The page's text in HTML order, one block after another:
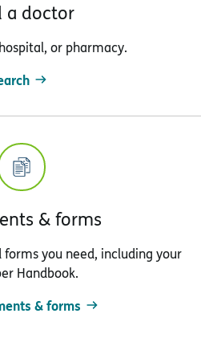
a doctor
or pharmacy.
& forms
you need, including your
Handbook.
& forms